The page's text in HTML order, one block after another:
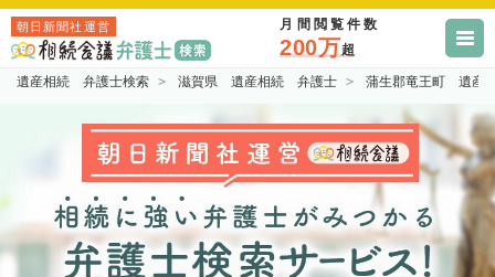
朝日新聞社運営 月間閲覧件数
200万超
遺産相続 弁護士検索 滋賀県 遺産相続 弁護士 蒲生郡竜王町 遺産